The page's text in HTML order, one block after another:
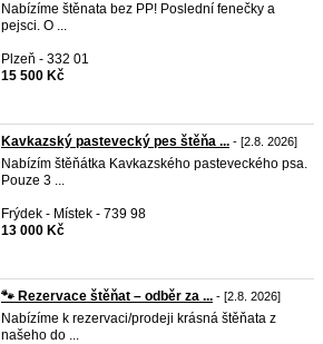
Nabízíme štěnata bez PP! Poslední fenečky a
pejsci. O ...
Plzeň - 332 01
15 500 Kč
Kavkazský pastevecký pes štěňa ... - [2.8. 2026]
Nabízím štěňátka Kavkazského pasteveckého psa.
Pouze 3 ...
Frýdek - Místek - 739 98
13 000 Kč
🐾 Rezervace štěňat – odběr za ... - [2.8. 2026]
Nabízíme k rezervaci/prodeji krásná štěňata z
našeho do ...